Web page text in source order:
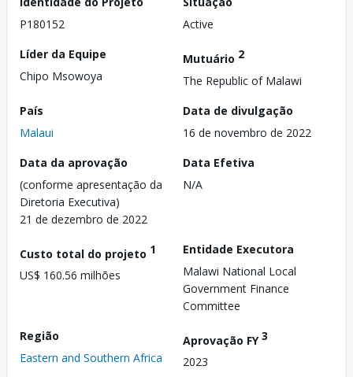
P180152
Active
Líder da Equipe
Chipo Msowoya
Mutuário 2
The Republic of Malawi
País
Malaui
Data de divulgação
16 de novembro de 2022
Data da aprovação
(conforme apresentação da
Diretoria Executiva)
21 de dezembro de 2022
Data Efetiva
N/A
Custo total do projeto 1
US$ 160.56 milhões
Entidade Executora
Malawi National Local
Government Finance
Committee
Região
Eastern and Southern Africa
Aprovação FY3
2023